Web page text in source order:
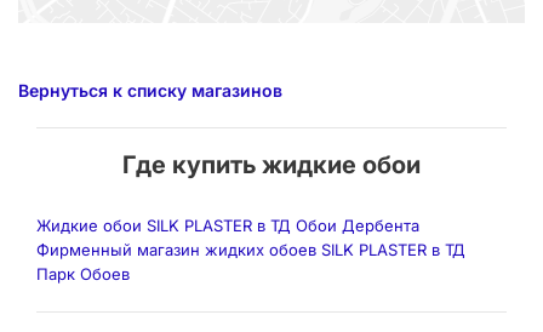
Вернуться к списку магазинов
Где купить жидкие обои
Жидкие обои SILK PLASTER в ТД Обои Дербента
Фирменный магазин жидких обоев SILK PLASTER в ТД
Парк Обоев